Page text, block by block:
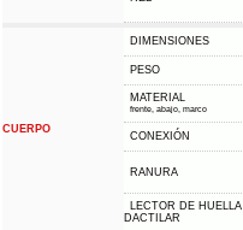
CUERPO
DIMENSIONES
PESO
MATERIAL
frente, abajo, marco
CONEXIÓN
RANURA
LECTOR DE HUELLA
DACTILAR